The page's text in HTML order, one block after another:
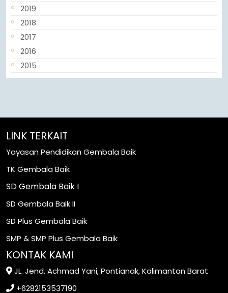
2019
2018
2017
2016
2015
LINK TERKAIT
Yayasan Pendidikan Gembala Baik
TK Gembala Baik
SD Gembala Baik I
SD Gembala Baik II
SD Plus Gembala Baik
SMP & SMP Plus Gembala Baik
KONTAK KAMI
JL. Jend. Achmad Yani, Pontianak, Kalimantan Barat
+6282153537190